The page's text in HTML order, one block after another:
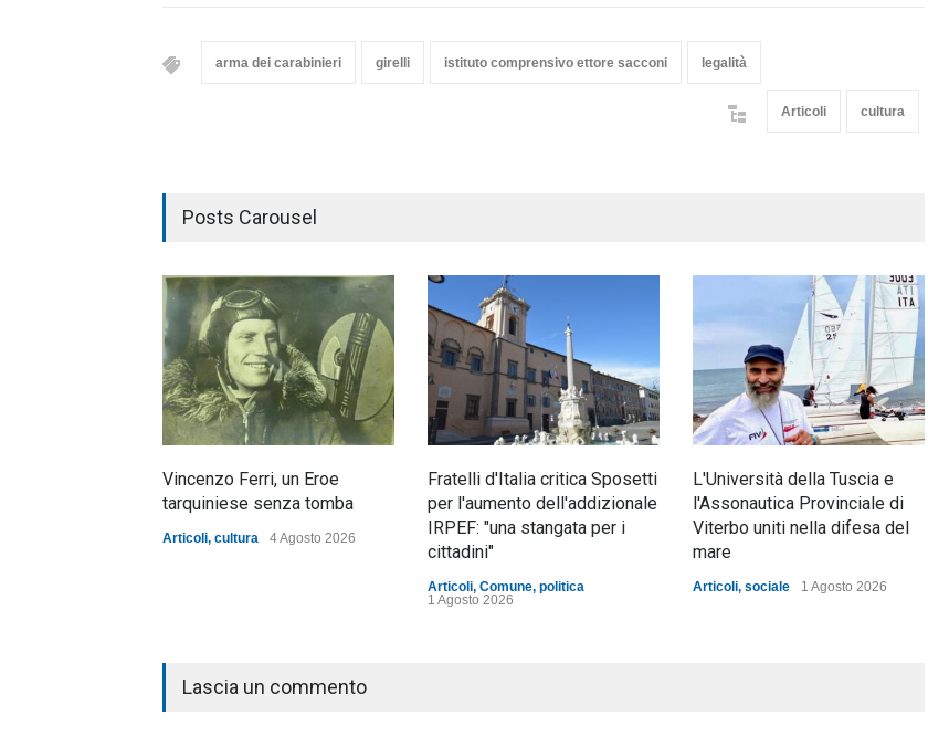
arma dei carabinieri girelli istituto comprensivo ettore sacconi legalità
Articoli cultura
Posts Carousel
Vincenzo Ferri, un Eroe
tarquiniese senza tomba
Articoli, cultura 4 Agosto 2026
Fratelli d'Italia critica Sposetti
per l'aumento dell'addizionale
IRPEF: "una stangata per i
cittadini"
Articoli, Comune, politica
1 Agosto 2026
L'Università della Tuscia e
l'Assonautica Provinciale di
Viterbo uniti nella difesa del
mare
Articoli, sociale 1 Agosto 2026
Lascia un commento